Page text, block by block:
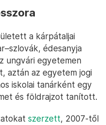
a kárpátaljai
édesanyja
ungvári egyetemen
aztán az egyetem jogi
iskolai tanárként egy
és földrajzot tanított.
szerzett, 2007-től